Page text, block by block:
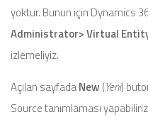
yoktur. Bunun için Dynamics
Administrator> Virtual
izlemeliyiz.
Açılan sayfadaNew (Yeni)
Source tanımlaması